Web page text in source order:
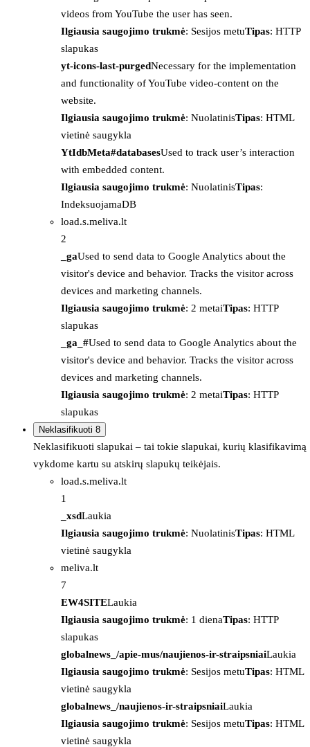
videos from YouTube the user has seen.
Ilgiausia saugojimo trukmė: Sesijos metuTipas: HTTP
slapukas
yt-icons-last-purgedNecessary for the implementation
and functionality of YouTube video-content on the
website.
Ilgiausia saugojimo trukmė: NuolatinisTipas: HTML
vietinė saugykla
YtIdbMeta#databasesUsed to track user’s interaction
with embedded content.
Ilgiausia saugojimo trukmė: NuolatinisTipas:
IndeksuojamaDB
load.s.meliva.lt
2
_gaUsed to send data to Google Analytics about the
visitor's device and behavior. Tracks the visitor across
devices and marketing channels.
Ilgiausia saugojimo trukmė: 2 metaiTipas: HTTP
slapukas
_ga_#Used to send data to Google Analytics about the
visitor's device and behavior. Tracks the visitor across
devices and marketing channels.
Ilgiausia saugojimo trukmė: 2 metaiTipas: HTTP
slapukas
Neklasifikuoti 8
Neklasifikuoti slapukai – tai tokie slapukai, kurių klasifikavimą
vykdome kartu su atskirų slapukų teikėjais.
load.s.meliva.lt
1
_xsdLaukia
Ilgiausia saugojimo trukmė: NuolatinisTipas: HTML
vietinė saugykla
meliva.lt
7
EW4SITELaukia
Ilgiausia saugojimo trukmė: 1 dienaTipas: HTTP
slapukas
globalnews_/apie-mus/naujienos-ir-straipsniaiLaukia
Ilgiausia saugojimo trukmė: Sesijos metuTipas: HTML
vietinė saugykla
globalnews_/naujienos-ir-straipsniaiLaukia
Ilgiausia saugojimo trukmė: Sesijos metuTipas: HTML
vietinė saugykla